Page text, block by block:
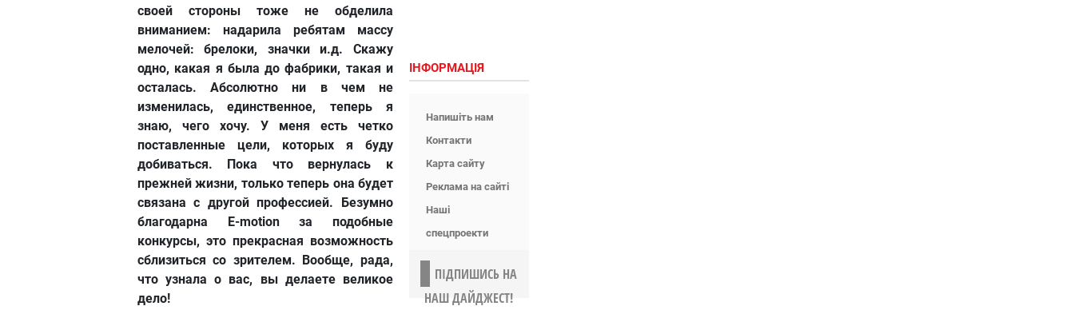
своей стороны тоже не обделила
вниманием: надарила ребятам массу
мелочей: брелоки, значки и.д. Скажу
одно, какая я была до фабрики, такая и
осталась. Абсолютно ни в чем не
изменилась, единственное, теперь я
знаю, чего хочу. У меня есть четко
поставленные цели, которых я буду
добиваться. Пока что вернулась к
прежней жизни, только теперь она будет
связана с другой профессией. Безумно
благодарна E-motion за подобные
конкурсы, это прекрасная возможность
сблизиться со зрителем. Вообще, рада,
что узнала о вас, вы делаете великое
дело!
ІНФОРМАЦІЯ
Напишіть нам
Контакти
Карта сайту
Реклама на сайті
Наші
спецпроекти
ПІДПИШИСЬ НА
НАШ ДАЙДЖЕСТ!